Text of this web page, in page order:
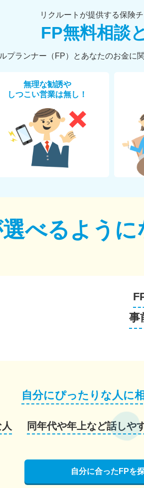
リクルートが提供する保険
FP無料相談
プランナー（FP）とあなたのお金に
無理な勧誘や
しつこい営業は無し！
べるように
事
自分にぴったりな人に
同年代や年上など話しや
自分に合ったFPを